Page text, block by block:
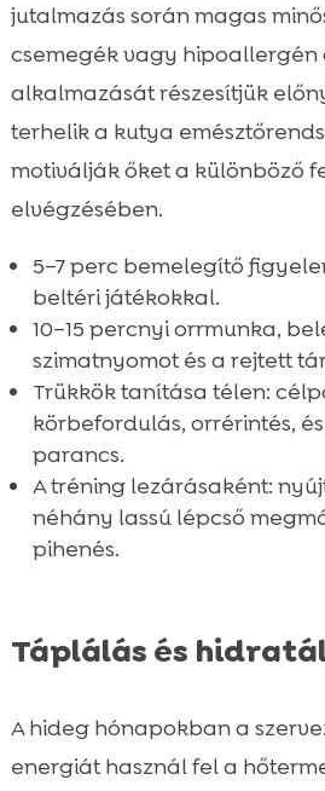
jutalmazás során magas
csemegék vagy
alkalmazását részesítjük
terhelik a kutya
motiválják őket a különböző
elvégzésében.
5–7 perc bemelegítő
beltéri játékokkal.
10–15 percnyi orrmunka,
szimatnyomot és a rejtett
Trükkök tanítása télen:
körbefordulás, orrérintés,
parancs.
A tréning lezárásaként:
néhány lassú lépcső
pihenés.
Táplálás és
A hideg hónapokban a
energiát használ fel a